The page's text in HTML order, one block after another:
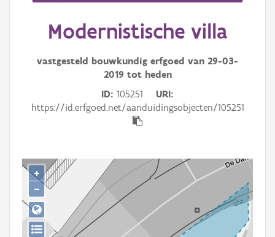
Erfgoedobject
Aanduidingsobject
Thema
Persoon of collectief
Downloads
Hergebruik
Modernistische villa
vastgesteld bouwkundig erfgoed van 29-03-
2019 tot heden
ID 105251
URI
https://id.erfgoed.net/aanduidingsobjecten/105251
+
−